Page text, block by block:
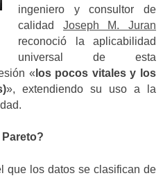
ingeniero y consultor de
calidad Joseph M. Juran
reconoció la aplicabilidad
universal de esta
« los pocos vitales y los
», extendiendo su uso a la
que los datos se clasifican de